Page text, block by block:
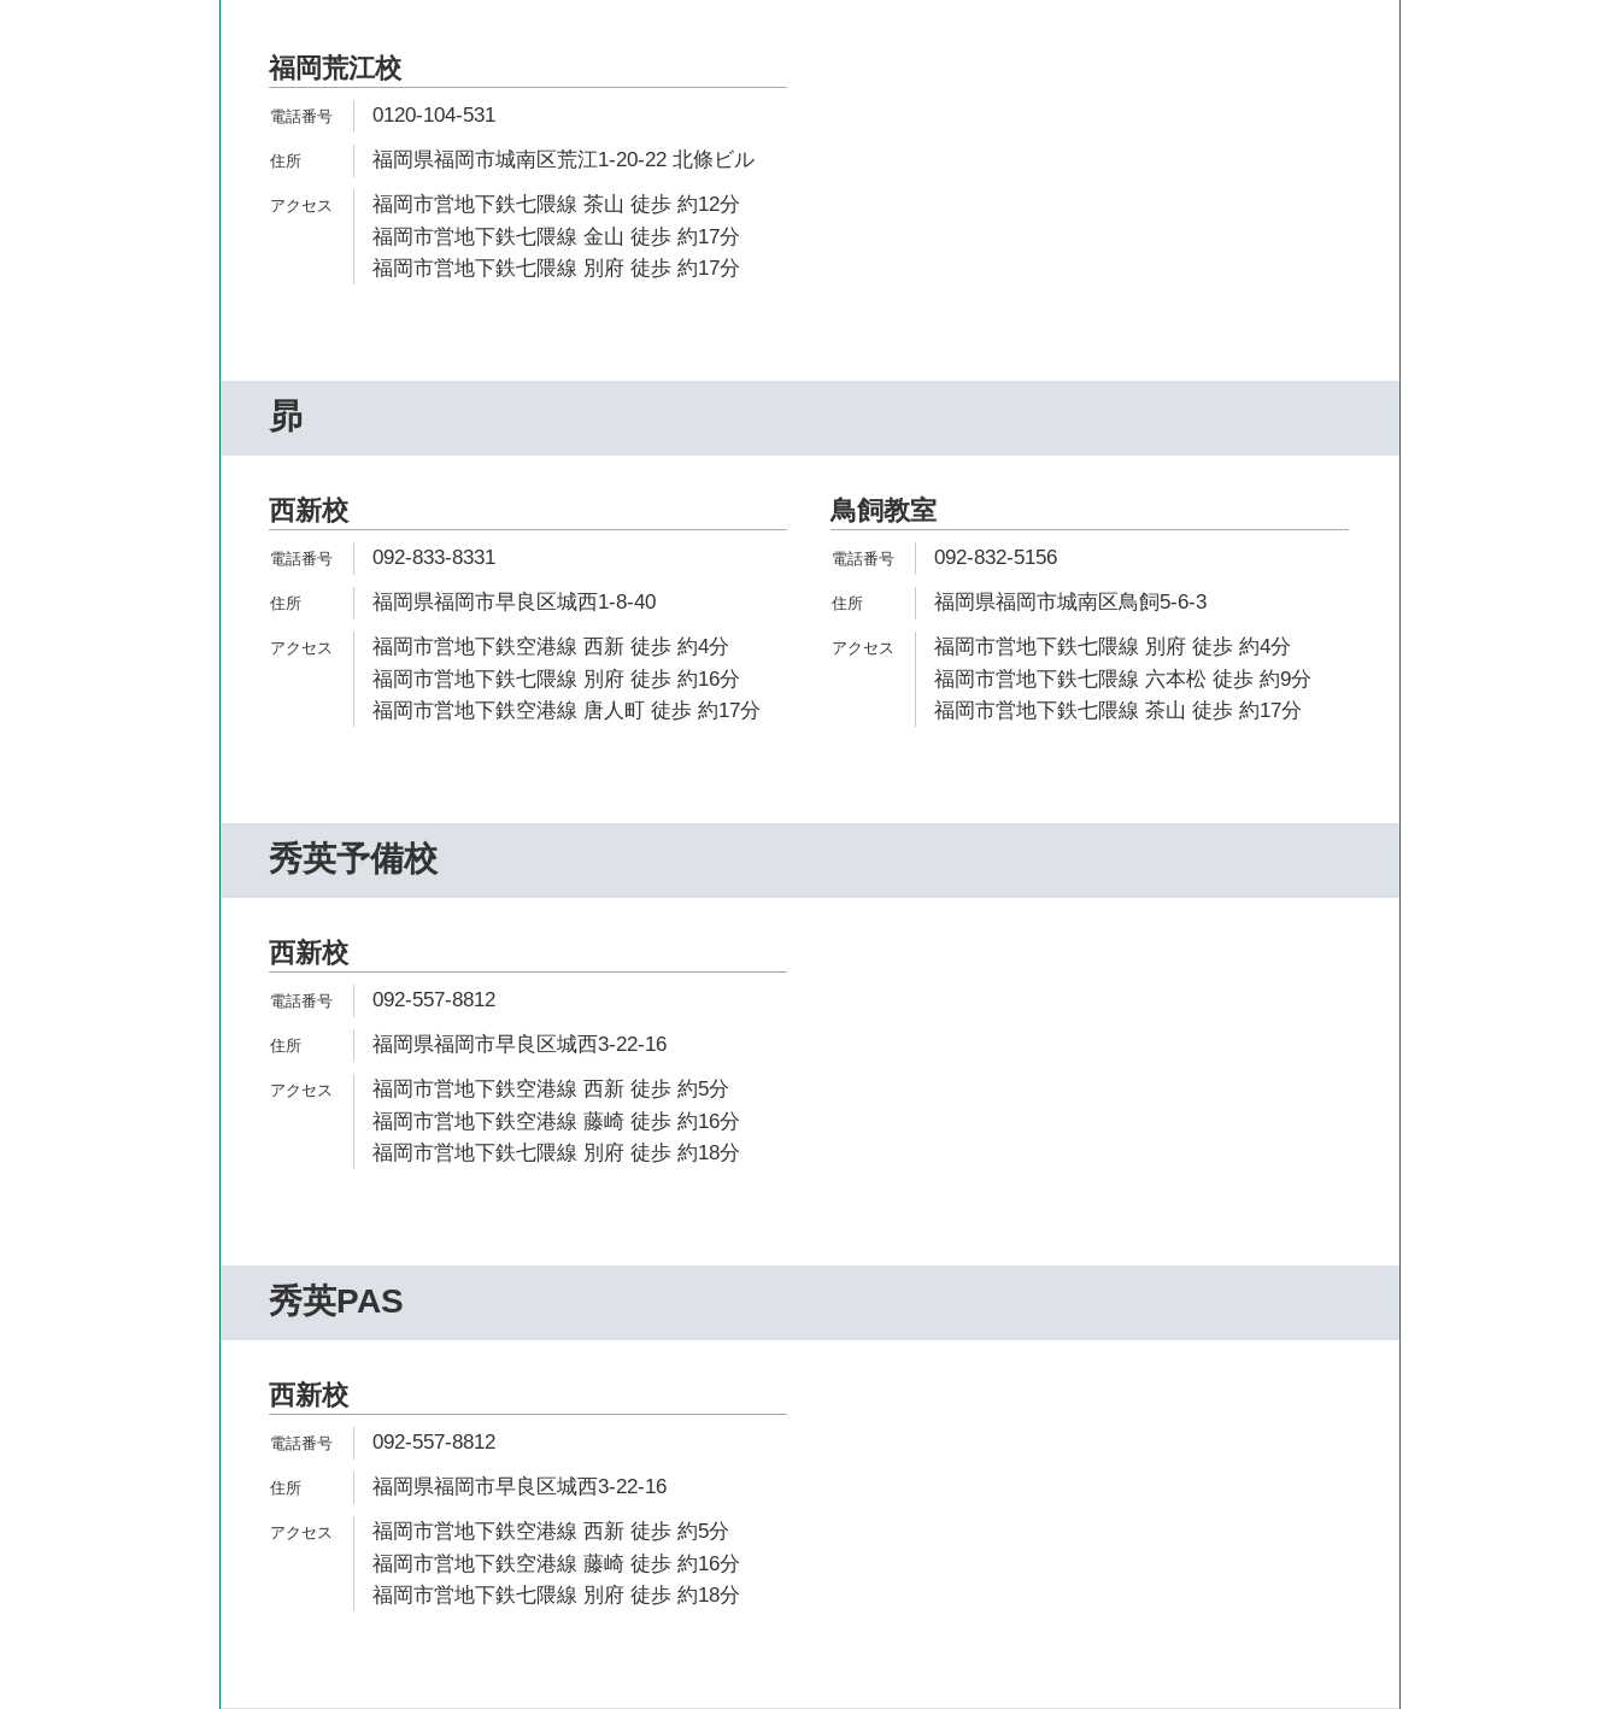
福岡荒江校
0120-104-531
福岡県福岡市城南区荒江1-20-22 北條ビル
福岡市営地下鉄七隈線 茶山 徒歩 約12分
福岡市営地下鉄七隈線 金山 徒歩 約17分
福岡市営地下鉄七隈線 別府 徒歩 約17分
昴
西新校
092-833-8331
福岡県福岡市早良区城西1-8-40
福岡市営地下鉄空港線 西新 徒歩 約4分
福岡市営地下鉄七隈線 別府 徒歩 約16分
福岡市営地下鉄空港線 唐人町 徒歩 約17分
鳥飼教室
092-832-5156
福岡県福岡市城南区鳥飼5-6-3
福岡市営地下鉄七隈線 別府 徒歩 約4分
福岡市営地下鉄七隈線 六本松 徒歩 約9分
福岡市営地下鉄七隈線 茶山 徒歩 約17分
秀英予備校
西新校
092-557-8812
福岡県福岡市早良区城西3-22-16
福岡市営地下鉄空港線 西新 徒歩 約5分
福岡市営地下鉄空港線 藤崎 徒歩 約16分
福岡市営地下鉄七隈線 別府 徒歩 約18分
秀英PAS
西新校
092-557-8812
福岡県福岡市早良区城西3-22-16
福岡市営地下鉄空港線 西新 徒歩 約5分
福岡市営地下鉄空港線 藤崎 徒歩 約16分
福岡市営地下鉄七隈線 別府 徒歩 約18分